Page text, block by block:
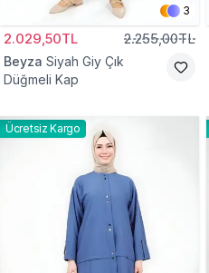
3
2.029,50TL 2.255,00TL
Beyza Siyah Giy Çık
Düğmeli Kap
Ücretsiz Kargo